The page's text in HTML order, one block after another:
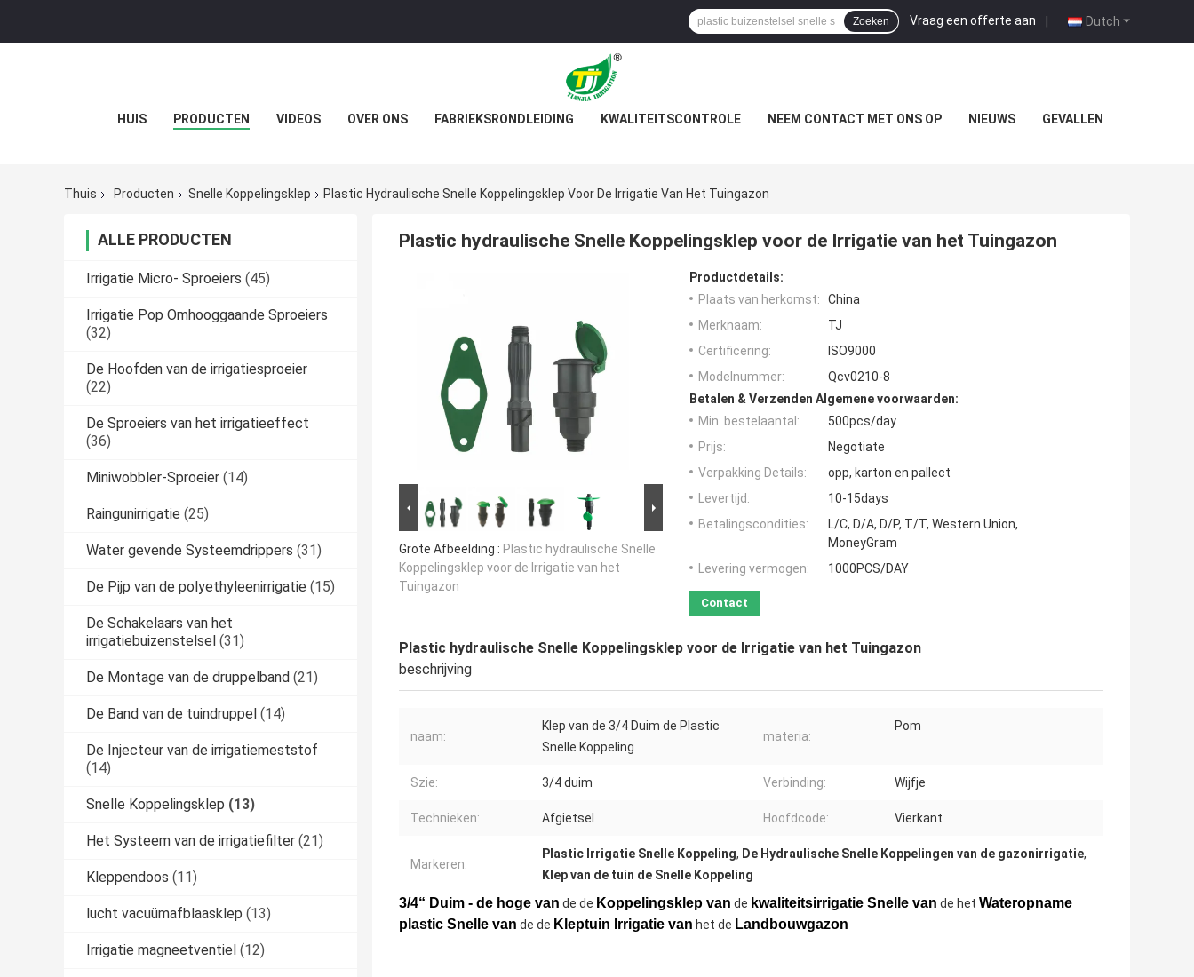
Dutch
Vraag een offerte aan |
Zoeken
HUIS PRODUCTEN VIDEOS OVER ONS FABRIEKSRONDLEIDING KWALITEITSCONTROLE NEEM CONTACT MET ONS OP NIEUWS GEVALLEN
Thuis Producten Snelle Koppelingsklep Plastic Hydraulische Snelle Koppelingsklep Voor De Irrigatie Van Het Tuingazon
ALLE PRODUCTEN
Irrigatie Micro- Sproeiers (45)
Irrigatie Pop Omhooggaande Sproeiers
(32)
De Hoofden van de irrigatiesproeier
(22)
De Sproeiers van het irrigatieeffect
(36)
Miniwobbler-Sproeier (14)
Raingunirrigatie (25)
Water gevende Systeemdrippers (31)
De Pijp van de polyethyleenirrigatie (15)
De Schakelaars van het
irrigatiebuizenstelsel (31)
De Montage van de druppelband (21)
De Band van de tuindruppel (14)
De Injecteur van de irrigatiemeststof
(14)
Snelle Koppelingsklep (13)
Het Systeem van de irrigatiefilter (21)
Kleppendoos (11)
lucht vacuümafblaasklep (13)
Irrigatie magneetventiel (12)
Plastic hydraulische Snelle Koppelingsklep voor de Irrigatie van het Tuingazon
Grote Afbeelding : Plastic hydraulische Snelle
Koppelingsklep voor de Irrigatie van het
Tuingazon
Productdetails:
Plaats van herkomst:
China
Merknaam:
TJ
Certificering:
ISO9000
Modelnummer:
Qcv0210-8
Betalen & Verzenden Algemene voorwaarden:
Min. bestelaantal:
500pcs/day
Prijs:
Negotiate
Verpakking Details:
opp, karton en pallect
Levertijd:
10-15days
Betalingscondities:
L/C, D/A, D/P, T/T, Western Union,
MoneyGram
Levering vermogen:
1000PCS/DAY
Contact
Plastic hydraulische Snelle Koppelingsklep voor de Irrigatie van het Tuingazon
beschrijving
naam:
Klep van de 3/4 Duim de Plastic
Snelle Koppeling
materia:
Pom
Szie: 3/4 duim Verbinding: Wijfje
Technieken: Afgietsel Hoofdcode: Vierkant
Markeren:
Plastic Irrigatie Snelle Koppeling, De Hydraulische Snelle Koppelingen van de gazonirrigatie,
Klep van de tuin de Snelle Koppeling
3/4“ Duim - de hoge van de de Koppelingsklep van de kwaliteitsirrigatie Snelle van de het Wateropname
plastic Snelle van de de Kleptuin Irrigatie van het de Landbouwgazon